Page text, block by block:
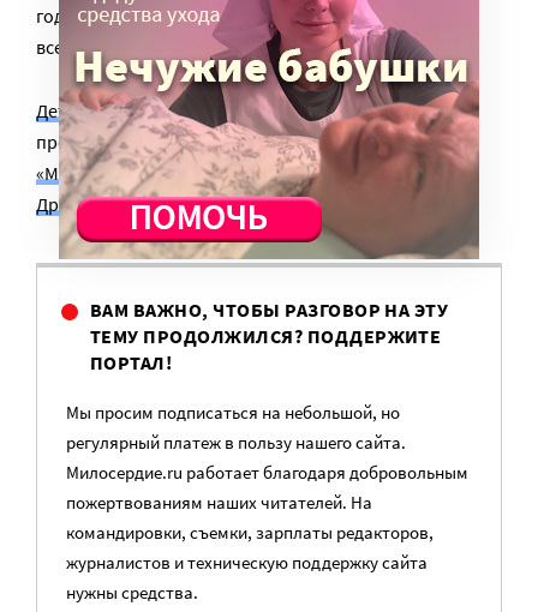
год в семьях подопечных родилось двое детей. Это
вселяет надежду!
Детская выездная паллиативная службаявляется
проектомПравославной службы помощи
«Милосердие». Поддержать его вы можете, став
Другом милосердия.
ВАМ ВАЖНО, ЧТОБЫ РАЗГОВОР НА ЭТУ
ТЕМУ ПРОДОЛЖИЛСЯ? ПОДДЕРЖИТЕ
ПОРТАЛ!
Мы просим подписаться на небольшой, но
регулярный платеж в пользу нашего сайта.
Милосердие.ru работает благодаря добровольным
пожертвованиям наших читателей. На
командировки, съемки, зарплаты редакторов,
журналистов и техническую поддержку сайта
нужны средства.